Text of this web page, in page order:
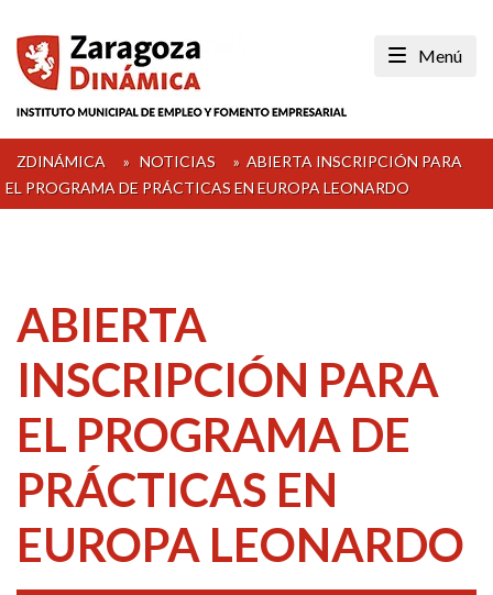
content
Menú
ZDINÁMICA » NOTICIAS » ABIERTA INSCRIPCIÓN PARA
EL PROGRAMA DE PRÁCTICAS EN EUROPA LEONARDO
ABIERTA
INSCRIPCIÓN PARA
EL PROGRAMA DE
PRÁCTICAS EN
EUROPA LEONARDO